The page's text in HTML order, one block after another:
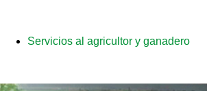
Servicios al agricultor y ganadero